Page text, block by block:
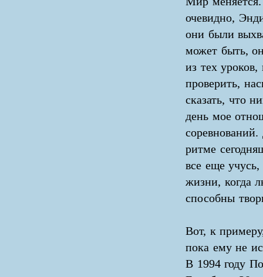
очевидно,
они были
может быть,
из тех
проверить,
сказать, что
день мое
ритме
все еще учусь,
жизни, когда
способны
Вот, к
пока ему не
В 1994 году